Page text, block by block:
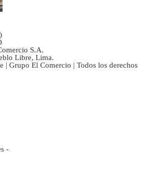
S.A.
Libre, Lima.
| Grupo El Comercio | Todos los derechos
-